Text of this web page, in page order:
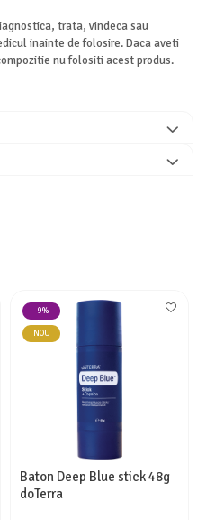
trata, vindeca sau
inainte de folosire. Daca aveti
nu folositi acest produs.
-9%
NOU
Baton Deep Blue stick 48g
doTerra